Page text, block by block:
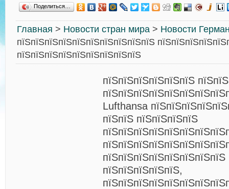
Поделиться…
Главная > Новости стран мира > Новости
пїЅпїЅпїЅпїЅпїЅпїЅпїЅпїЅпїЅпїЅ
пїЅпїЅпїЅпїЅпїЅпїЅпїЅпїЅпїЅ
пїЅпїЅпїЅпїЅпїЅпїЅ
Lufthansa
пїЅпїЅ пїЅпїЅпїЅпїЅ
пїЅпїЅпїЅпїЅпїЅ,